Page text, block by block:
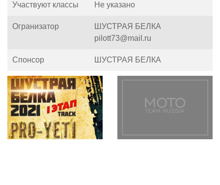
Участвуют классы Не указано
Огранизатор
ШУСТРАЯ БЕЛКА
pilott73@mail.ru
Спонсор ШУСТРАЯ БЕЛКА